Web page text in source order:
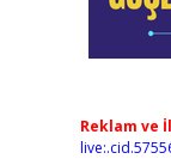
Reklam ve